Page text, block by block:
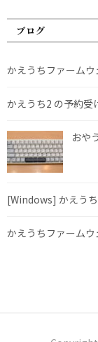
ブログ
かえうちファーム
かえうち2 の予約受
おや
[Windows] かえう
かえうちファーム